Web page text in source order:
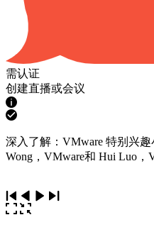
需认证
创建直播或会议
深入了解：VMware 特别兴
Wong，VMware和 Hui Luo，